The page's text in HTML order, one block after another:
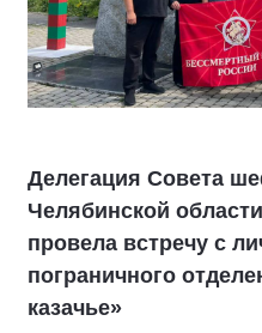
Делегация Совета
Челябинской
провела встречу с
пограничного
казачье»